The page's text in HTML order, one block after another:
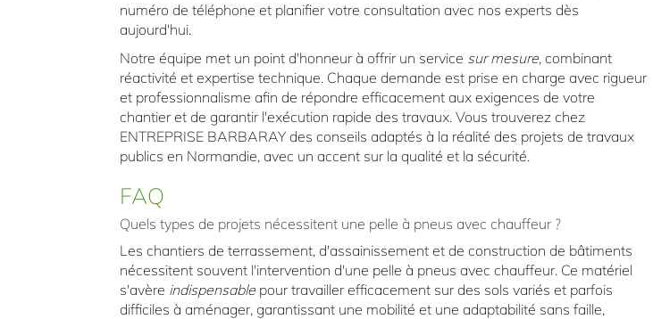
numéro de téléphone et planifier votre consultation avec nos experts dès
aujourd'hui.
Notre équipe met un point d'honneur à offrir un service sur mesure, combinant
réactivité et expertise technique. Chaque demande est prise en charge avec rigueur
et professionnalisme afin de répondre efficacement aux exigences de votre
chantier et de garantir l'exécution rapide des travaux. Vous trouverez chez
ENTREPRISE BARBARAY des conseils adaptés à la réalité des projets de travaux
publics en Normandie, avec un accent sur la qualité et la sécurité.
FAQ
Quels types de projets nécessitent une pelle à pneus avec chauffeur ?
Les chantiers de terrassement, d'assainissement et de construction de bâtiments
nécessitent souvent l'intervention d'une pelle à pneus avec chauffeur. Ce matériel
s'avère indispensablepour travailler efficacement sur des sols variés et parfois
difficiles à aménager, garantissant une mobilité et une adaptabilité sans faille,